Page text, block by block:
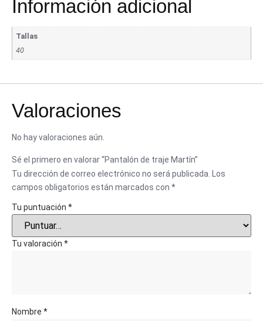
Información adicional
Tallas
40
Valoraciones
No hay valoraciones aún.
Sé el primero en valorar “Pantalón de traje Martín”
Tu dirección de correo electrónico no será publicada.
Los
campos obligatorios están marcados con *
Tu puntuación *
Tu valoración *
Nombre *